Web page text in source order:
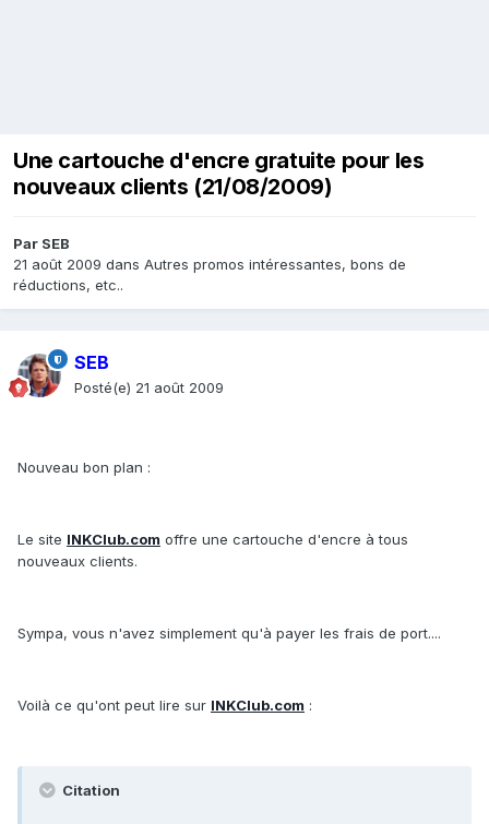
Une cartouche d'encre gratuite pour les
nouveaux clients (21/08/2009)
Par SEB
21 août 2009 dans Autres promos intéressantes, bons de
réductions, etc..
SEB
Posté(e) 21 août 2009
Nouveau bon plan :
Le site INKClub.com offre une cartouche d'encre à tous
nouveaux clients.
Sympa, vous n'avez simplement qu'à payer les frais de port....
Voilà ce qu'ont peut lire sur INKClub.com :
Citation